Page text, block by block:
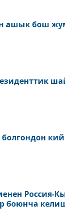
ашык бош
Россия-
боюнча